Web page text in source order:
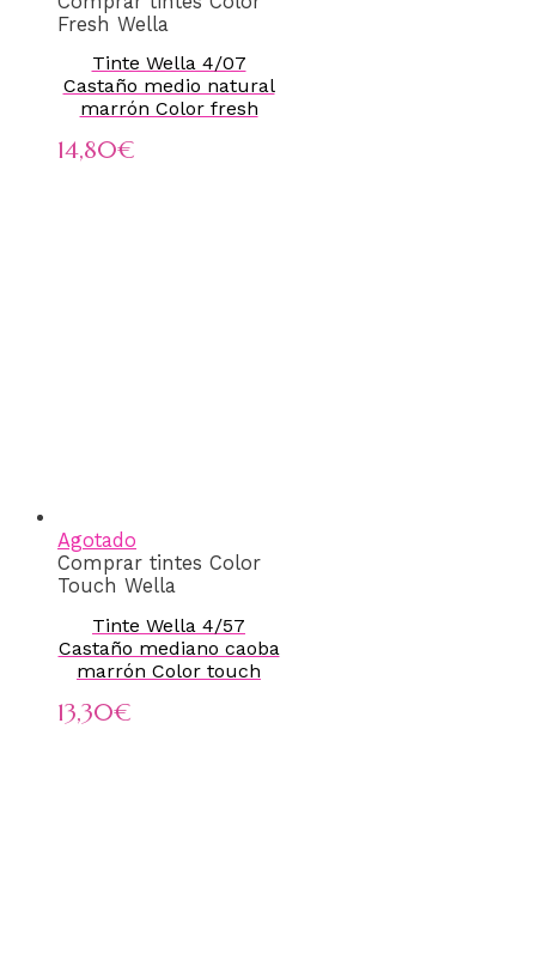
Fresh Wella
Tinte Wella 4/07
Castaño medio natural
marrón Color fresh
14,80€
Agotado
Comprar tintes Color
Touch Wella
Tinte Wella 4/57
Castaño mediano caoba
marrón Color touch
13,30€